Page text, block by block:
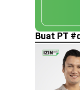
Buat PT